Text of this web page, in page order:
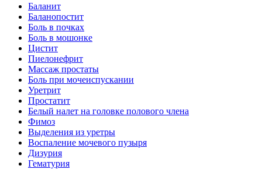
Баланит
Баланопостит
Боль в почках
Боль в мошонке
Цистит
Пиелонефрит
Массаж простаты
Боль при мочеиспускании
Уретрит
Простатит
Белый налет на головке полового члена
Фимоз
Выделения из уретры
Воспаление мочевого пузыря
Дизурия
Гематурия